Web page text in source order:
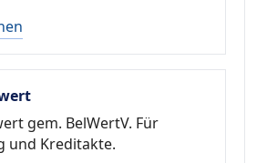
gem. BelWertV. Für
und Kreditakte.